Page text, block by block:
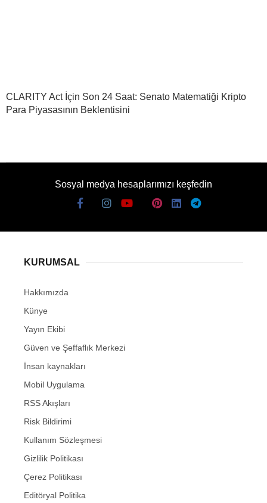
CLARITY Act İçin Son 24 Saat: Senato Matematiği Kripto
Para Piyasasının Beklentisini
Sosyal medya hesaplarımızı keşfedin
KURUMSAL
Hakkımızda
Künye
Yayın Ekibi
Güven ve Şeffaflık Merkezi
İnsan kaynakları
Mobil Uygulama
RSS Akışları
Risk Bildirimi
Kullanım Sözleşmesi
Gizlilik Politikası
Çerez Politikası
Editöryal Politika